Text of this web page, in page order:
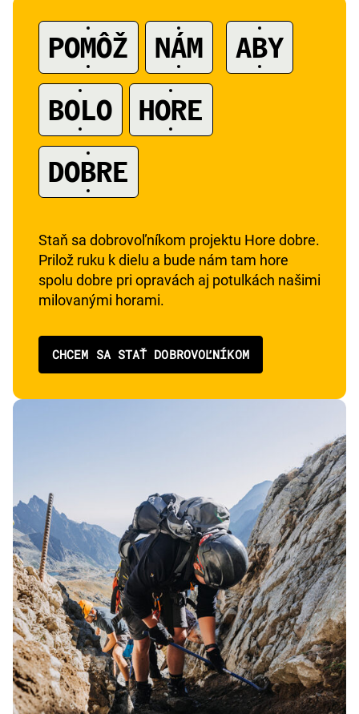
POMÔŽ NÁM
ABY
BOLO
HORE
DOBRE
Staň sa dobrovoľníkom projektu Hore dobre.
Prilož ruku k dielu a bude nám tam hore
spolu dobre pri opravách aj potulkách našimi
milovanými horami.
CHCEM SA STAŤ DOBROVOĽNÍKOM